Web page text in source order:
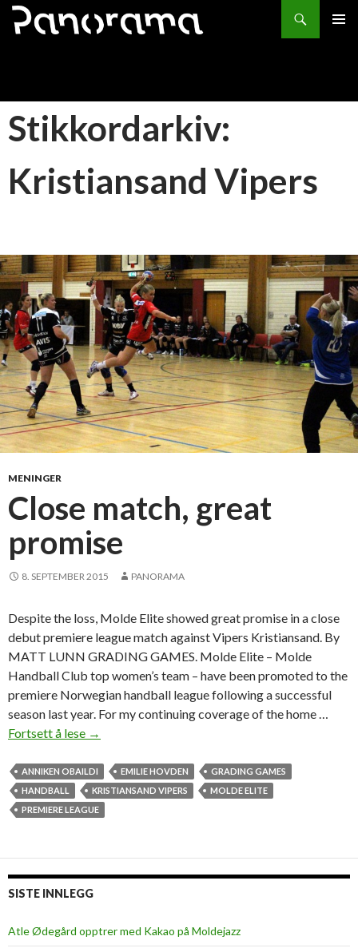
Søk
HOPP
Stikkordarkiv:
Kristiansand Vipers
MENINGER
Close match, great
promise
8. SEPTEMBER 2015 PANORAMA
Despite the loss, Molde Elite showed great promise in a close
debut premiere league match against Vipers Kristiansand. By
MATT LUNN GRADING GAMES. Molde Elite – Molde
Handball Club top women’s team – have been promoted to the
premiere Norwegian handball league following a successful
season last year. For my continuing coverage of the home …
Fortsett å lese C
o
s
e
c
g
→
ANNIKEN OBAILDI EMILIE HOVDEN
GRADING GAMES
HANDBALL
KRISTIANSAND VIPERS
MOLDE ELITE
PREMIERE LEAGUE
SISTE INNLEGG
Atle Ødegård opptrer med Kakao på Moldejazz